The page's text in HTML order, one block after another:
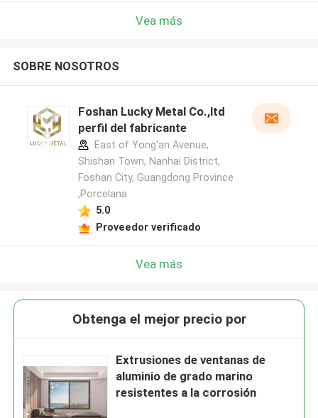
Vea más
SOBRE NOSOTROS
Foshan Lucky Metal Co.,ltd
perfil del fabricante
East of Yong'an Avenue,
Shishan Town, Nanhai District,
Foshan City, Guangdong Province
,Porcelana
5.0
Proveedor verificado
Vea más
Obtenga el mejor precio por
Extrusiones de ventanas de
aluminio de grado marino
resistentes a la corrosión